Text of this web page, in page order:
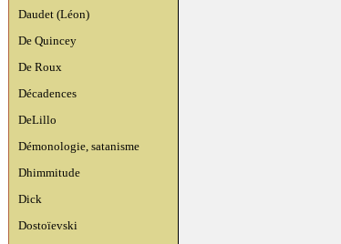
Daudet (Léon)
De Quincey
De Roux
Décadences
DeLillo
Démonologie, satanisme
Dhimmitude
Dick
Dostoïevski